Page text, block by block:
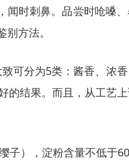
时刺鼻。品尝时呛嗓、
方法。
可分为5类：酱香、浓
结果。而且，从工艺
），淀粉含量不低于